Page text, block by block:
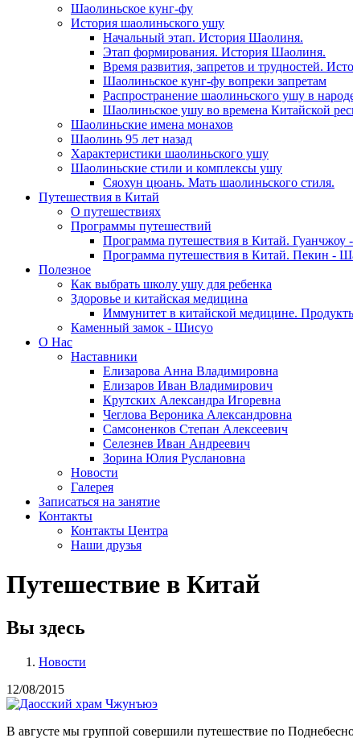
Шаолиньское кунг-фу
История шаолиньского ушу
Начальный этап. История Шаолиня.
Этап формирования. История Шаолиня.
Время развития, запретов и трудностей.
Шаолиньское кунг-фу вопреки запретам
Распространение шаолиньского ушу в
Шаолиньское ушу во времена Китайской
Шаолиньские имена монахов
Шаолинь 95 лет назад
Характеристики шаолиньского ушу
Шаолиньские стили и комплексы ушу
Сяохун цюань. Мать шаолиньского стиля.
Путешествия в Китай
О путешествиях
Программы путешествий
Программа путешествия в Китай.
Программа путешествия в Китай. Пекин -
Полезное
Как выбрать школу ушу для ребенка
Здоровье и китайская медицина
Иммунитет в китайской медицине.
Каменный замок - Шисуо
O Нас
Наставники
Елизарова Анна Владимировна
Елизаров Иван Владимирович
Крутских Александра Игоревна
Чеглова Вероника Александровна
Самсоненков Степан Алексеевич
Селезнев Иван Андреевич
Зорина Юлия Руслановна
Новости
Галерея
Записаться на занятие
Контакты
Контакты Центра
Наши друзья
Путешествие в Китай
Вы здесь
Новости
12/08/2015
В августе мы группой совершили путешествие по